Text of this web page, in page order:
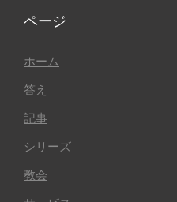
ページ
ホーム
答え
記事
シリーズ
教会